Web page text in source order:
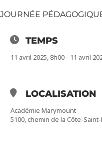
JOURNÉE
TEMPS
11 avril 2025, 8h00 - 11 avril
LOCALISATION
Académie Marymount
5100, chemin de la Côte-